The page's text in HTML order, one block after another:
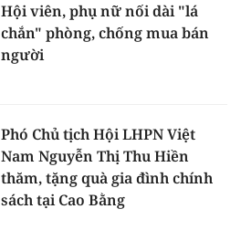
Hội viên, phụ nữ nối dài "lá
chắn" phòng, chống mua bán
người
Phó Chủ tịch Hội LHPN Việt
Nam Nguyễn Thị Thu Hiền
thăm, tặng quà gia đình chính
sách tại Cao Bằng